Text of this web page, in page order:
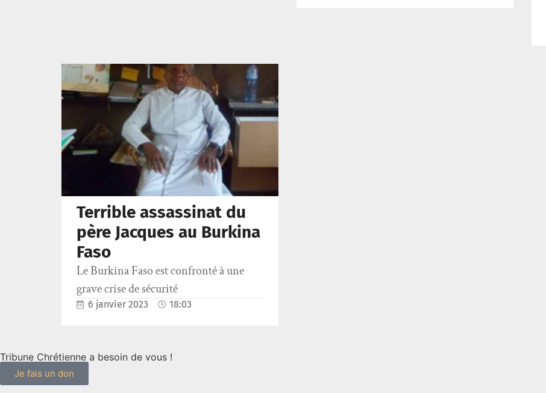
Terrible assassinat du
père Jacques au Burkina
Faso
Le Burkina Faso est confronté à une
grave crise de sécurité
6 janvier 2023 18:03
Tribune Chrétienne a besoin de vous !
Je fais un don